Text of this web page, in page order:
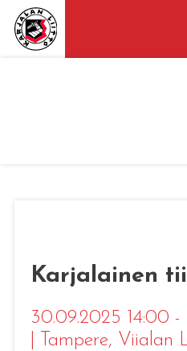
Karjalainen
30.09.2025 14:00
Tampere, Viialan